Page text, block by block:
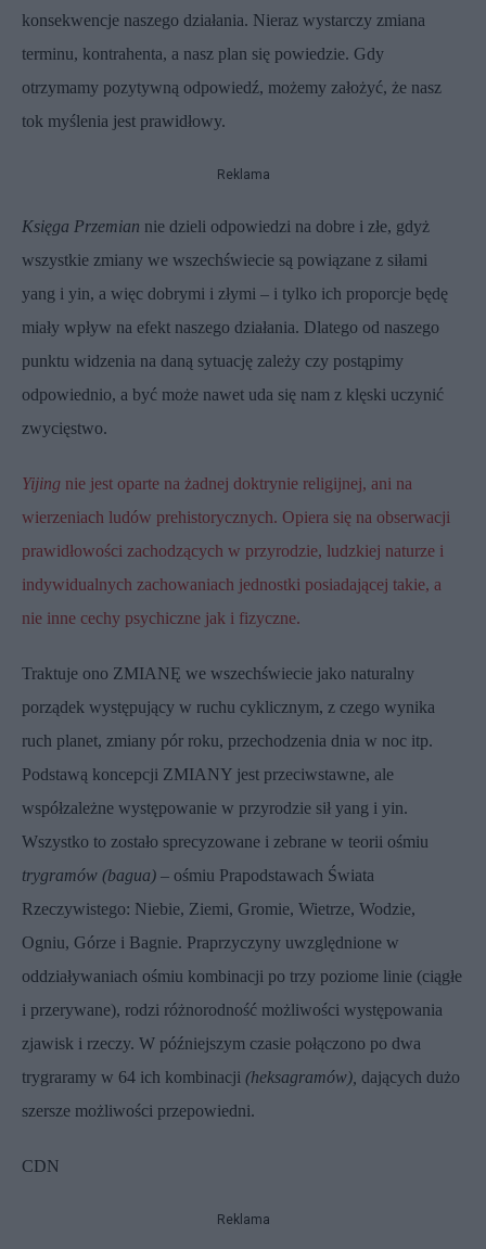
konsekwencje naszego działania. Nieraz wystarczy zmiana
terminu, kontrahenta, a nasz plan się powiedzie. Gdy
otrzymamy pozytywną odpowiedź, możemy założyć, że nasz
tok myślenia jest prawidłowy.
Reklama
Księga Przemian nie dzieli odpowiedzi na dobre i złe, gdyż
wszystkie zmiany we wszechświecie są powiązane z siłami
yang i yin, a więc dobrymi i złymi – i tylko ich proporcje będę
miały wpływ na efekt naszego działania. Dlatego od naszego
punktu widzenia na daną sytuację zależy czy postąpimy
odpowiednio, a być może nawet uda się nam z klęski uczynić
zwycięstwo.
Yijing nie jest oparte na żadnej doktrynie religijnej, ani na
wierzeniach ludów prehistorycznych. Opiera się na obserwacji
prawidłowości zachodzących w przyrodzie, ludzkiej naturze i
indywidualnych zachowaniach jednostki posiadającej takie, a
nie inne cechy psychiczne jak i fizyczne.
Traktuje ono ZMIANĘ we wszechświecie jako naturalny
porządek występujący w ruchu cyklicznym, z czego wynika
ruch planet, zmiany pór roku, przechodzenia dnia w noc itp.
Podstawą koncepcji ZMIANY jest przeciwstawne, ale
współzależne występowanie w przyrodzie sił yang i yin.
Wszystko to zostało sprecyzowane i zebrane w teorii ośmiu
trygramów (bagua) – ośmiu Prapodstawach Świata
Rzeczywistego: Niebie, Ziemi, Gromie, Wietrze, Wodzie,
Ogniu, Górze i Bagnie. Praprzyczyny uwzględnione w
oddziaływaniach ośmiu kombinacji po trzy poziome linie (ciągłe
i przerywane), rodzi różnorodność możliwości występowania
zjawisk i rzeczy. W późniejszym czasie połączono po dwa
trygraramy w 64 ich kombinacji (heksagramów), dających dużo
szersze możliwości przepowiedni.
CDN
Reklama